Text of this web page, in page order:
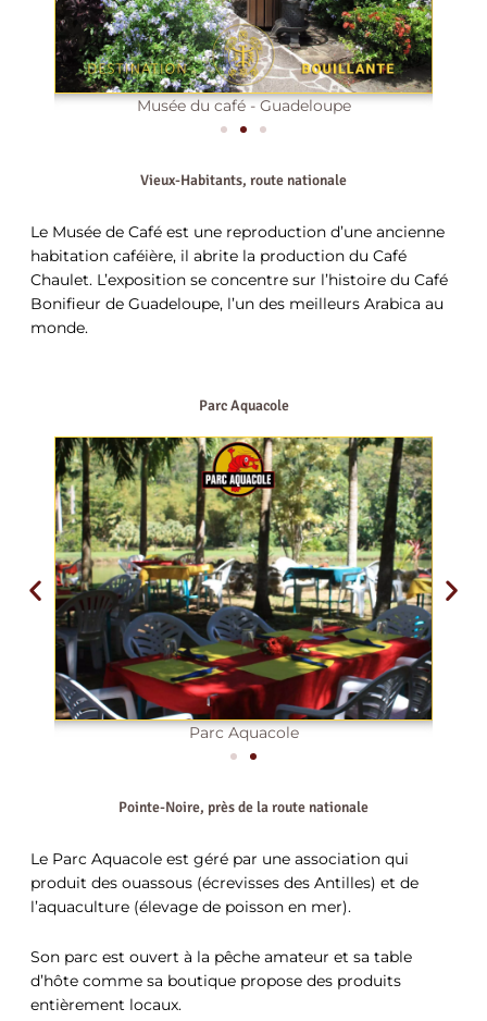
Musée du café - Guadeloupe
Vieux-Habitants, route nationale
Le Musée de Café est une reproduction d’une ancienne
habitation caféière, il abrite la production du Café
Chaulet. L’exposition se concentre sur l’histoire du Café
Bonifieur de Guadeloupe, l’un des meilleurs Arabica au
monde.
Parc Aquacole
Parc Aquacole
Pointe-Noire, près de la route nationale​
Le Parc Aquacole est géré par une association qui
produit des ouassous (écrevisses des Antilles) et de
l’aquaculture (élevage de poisson en mer).
Son parc est ouvert à la pêche amateur et sa table
d’hôte comme sa boutique propose des produits
entièrement locaux.